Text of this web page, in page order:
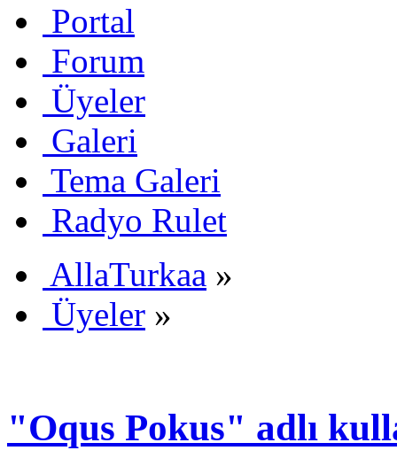
Portal
Forum
Üyeler
Galeri
Tema Galeri
Radyo Rulet
AllaTurkaa »
Üyeler »
"Oqus Pokus" adlı